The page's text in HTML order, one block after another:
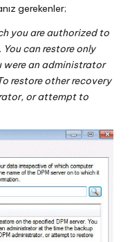
gerekenler;
you are authorized to
can restore only
were an administrator
restore other recovery
or attempt to